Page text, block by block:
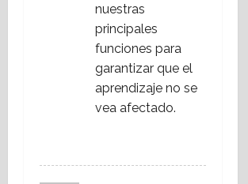
nuestras
principales
funciones para
garantizar que el
aprendizaje no se
vea afectado.